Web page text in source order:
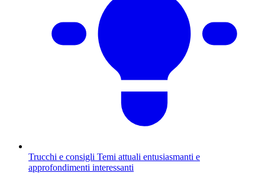
Trucchi e consigli Temi attuali entusiasmanti e
approfondimenti interessanti